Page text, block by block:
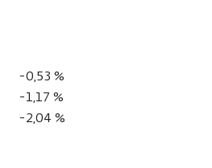
-0,53 %
-1,17 %
-2,04 %